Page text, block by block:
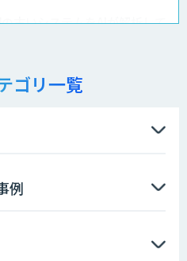
古いシステムをAIが解析して
ント開発支援
ニアアカデミー（バイブコーデ
ゴリ一覧
例